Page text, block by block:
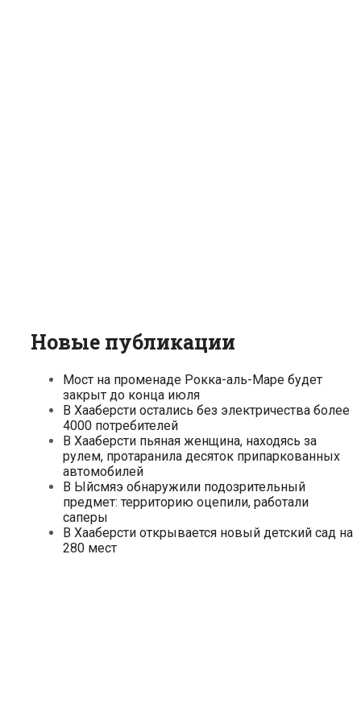
Новые публикации
Мост на променаде Рокка-аль-Маре будет
закрыт до конца июля
В Хааберсти остались без электричества более
4000 потребителей
В Хааберсти пьяная женщина, находясь за
рулем, протаранила десяток припаркованных
автомобилей
В Ыйсмяэ обнаружили подозрительный
предмет: территорию оцепили, работали
саперы
В Хааберсти открывается новый детский сад на
280 мест